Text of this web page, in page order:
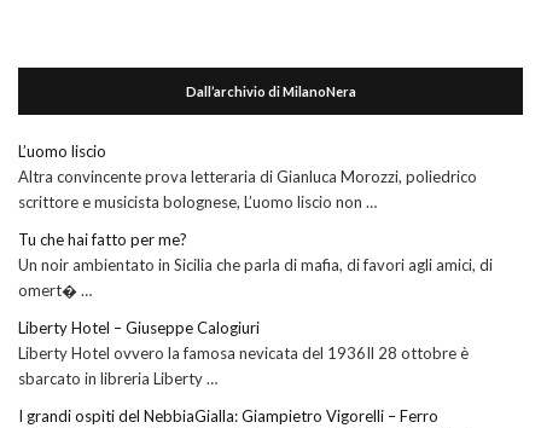
Dall’archivio di MilanoNera
L’uomo liscio
Altra convincente prova letteraria di Gianluca Morozzi, poliedrico
scrittore e musicista bolognese, L’uomo liscio non …
Tu che hai fatto per me?
Un noir ambientato in Sicilia che parla di mafia, di favori agli amici, di
omert� …
Liberty Hotel – Giuseppe Calogiuri
Liberty Hotel ovvero la famosa nevicata del 1936Il 28 ottobre è
sbarcato in libreria Liberty …
I grandi ospiti del NebbiaGialla: Giampietro Vigorelli – Ferro